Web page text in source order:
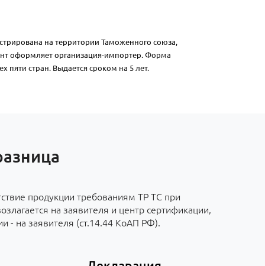
на территории Таможенного союза,
оформляет организация-импортер.Форма
пяти стран. Выдается сроком на 5 лет.
продукции требованиям ТР ТС при
на заявителя и центр сертификации,
- на заявителя (ст.14.44 КоАП РФ).